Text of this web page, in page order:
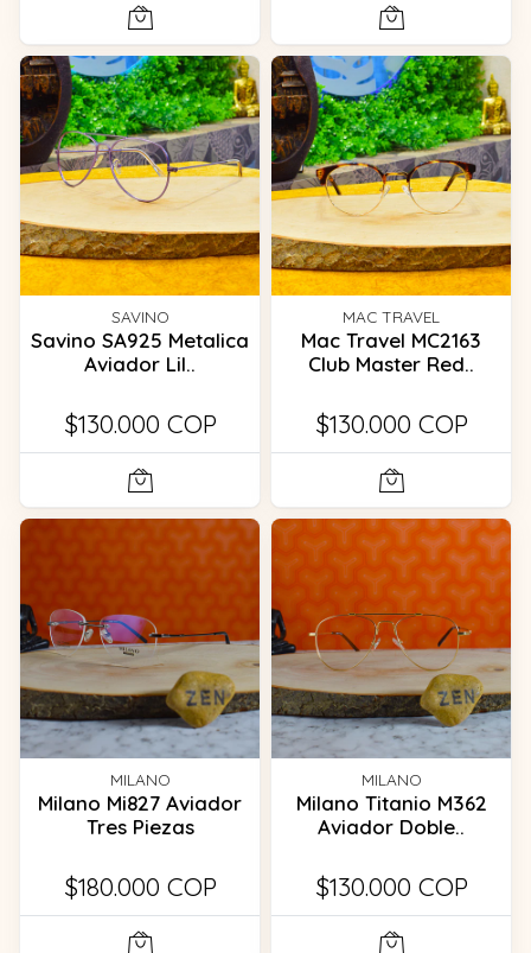
SAVINO
Savino SA925 Metalica
Aviador Lil..
$130.000 COP
MAC TRAVEL
Mac Travel MC2163
Club Master Red..
$130.000 COP
MILANO
Milano Mi827 Aviador
Tres Piezas
$180.000 COP
MILANO
Milano Titanio M362
Aviador Doble..
$130.000 COP